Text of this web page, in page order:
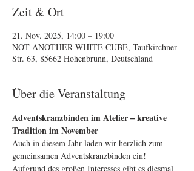
Zeit & Ort
21. Nov. 2025, 14:00 – 19:00
NOT ANOTHER WHITE CUBE, Taufkirchner
Str. 63, 85662 Hohenbrunn, Deutschland
Über die Veranstaltung
Adventskranzbinden im Atelier – kreative
Tradition im November
Auch in diesem Jahr laden wir herzlich zum
gemeinsamen Adventskranzbinden ein!
Aufgrund des großen Interesses gibt es diesmal